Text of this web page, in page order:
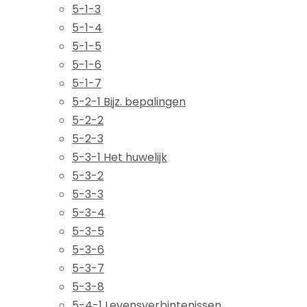
5-1-3
5-1-4
5-1-5
5-1-6
5-1-7
5-2-1 Bijz. bepalingen
5-2-2
5-2-3
5-3-1 Het huwelijk
5-3-2
5-3-3
5-3-4
5-3-5
5-3-6
5-3-7
5-3-8